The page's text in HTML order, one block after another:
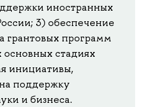
иностранных
3) обеспечение
грантовых программ
основных стадиях
инициативы,
поддержку
и бизнеса.